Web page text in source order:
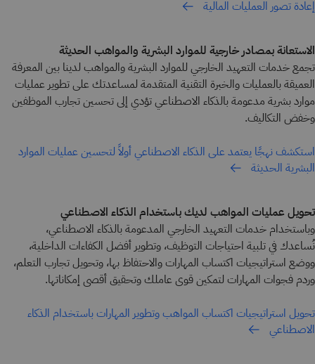
إعادة تصور العمليات المالية
الاستعانة بمصادر خارجية للموارد البشرية والمواهب الحديثة
تجمع خدمات التعهيد الخارجي للموارد البشرية والمواهب لدينا بين المعرفة
العميقة بالعمليات والخبرة التقنية المتقدمة لمساعدتك على تطوير عمليات
موارد بشرية مدعومة بالذكاء الاصطناعي تؤدي إلى تحسين تجارب الموظفين
وخفض التكاليف.
استكشف نهجًا يعتمد على الذكاء الاصطناعي أولاً لتحسين عمليات الموارد
البشرية الحديثة
تحويل عمليات المواهب لديك باستخدام الذكاء الاصطناعي
وباستخدام خدمات التعهيد الخارجي المدعومة بالذكاء الاصطناعي،
نُساعدك في تلبية احتياجات التوظيف، وتطوير أفضل الكفاءات الداخلية،
ووضع استراتيجيات اكتساب المهارات والاحتفاظ بها، وتحويل تجارب التعلم،
وردم فجوات المهارات لتمكين قوى عاملك وتحقيق أقصى إمكاناتها.
تحويل استراتيجيات اكتساب المواهب وتطوير المهارات باستخدام الذكاء
الاصطناعي